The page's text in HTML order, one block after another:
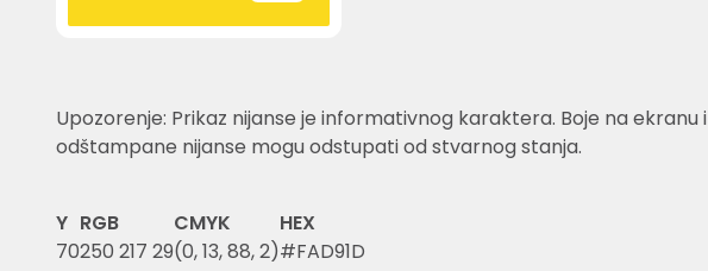
Upozorenje: Prikaz nijanse je informativnog karaktera. Boje na ekranu i
odštampane nijanse mogu odstupati od stvarnog stanja.
Y
70
RGB
250 217 29
CMYK
(0, 13, 88, 2)
HEX
#FAD91D